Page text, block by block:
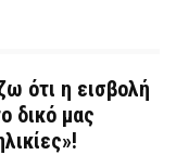
ότι η εισβολή
δικό μας